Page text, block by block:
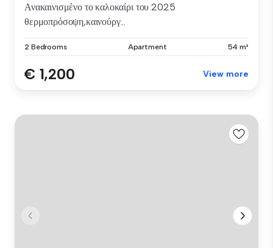
Ανακαινισμένο το καλοκαίρι του 2025
θερμοπρόσοψη,καινούργ...
2 Bedrooms Apartment 54 m²
€ 1,200 View more